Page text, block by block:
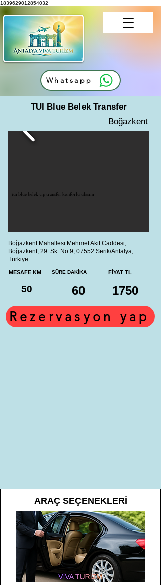
1839629012854032
Whatsapp
TUI Blue Belek Transfer
Boğazkent
tui blue belek vip transfer konforlu ulasim
Boğazkent Mahallesi Mehmet Akif Caddesi,
Boğazkent, 29. Sk. No:9, 07552 Serik/Antalya,
Türkiye
MESAFE KM
50
SÜRE DAKİKA
60
FİYAT TL
1750
Rezervasyon yap
ARAÇ SEÇENEKLERİ